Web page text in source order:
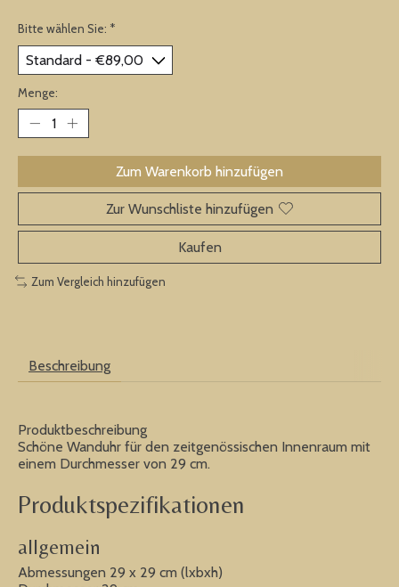
Bitte wählen Sie: *
Menge:
Zum Warenkorb hinzufügen
Zur Wunschliste hinzufügen
Kaufen
Zum Vergleich hinzufügen
Beschreibung
Produktbeschreibung
Schöne Wanduhr für den zeitgenössischen Innenraum mit
einem Durchmesser von 29 cm.
Produktspezifikationen
allgemein
Abmessungen 29 x 29 cm (lxbxh)